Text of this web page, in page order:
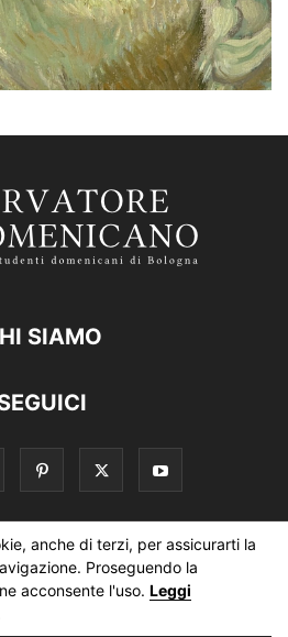
anche di terzi, per assicurarti la
Proseguendo la
acconsente l'uso. Leggi
SIAMO
sull’uso dei cookie
dei dati della Newsletter